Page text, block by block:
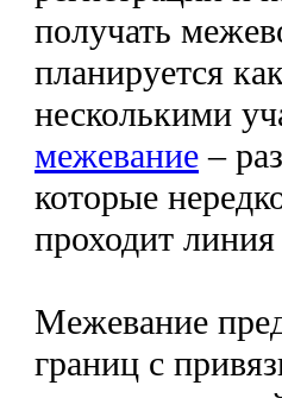
получать
планируется
несколькими
межевание –
которые
проходит
Межевание
границ с